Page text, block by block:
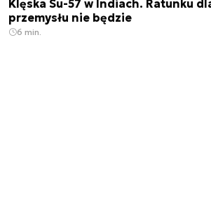
Klęska Su-57 w Indiach. Ratunku
przemysłu nie będzie
6 min.